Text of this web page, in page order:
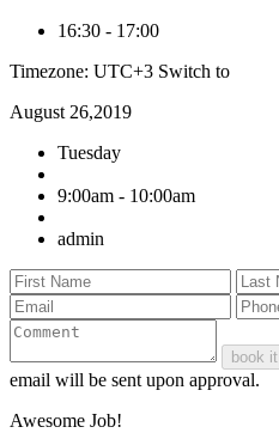
16:30 - 17:00
Timezone: UTC+3 Switch to
August 26,2019
Tuesday
9:00am - 10:00am
admin
book it
email will be sent upon approval.
Awesome Job!